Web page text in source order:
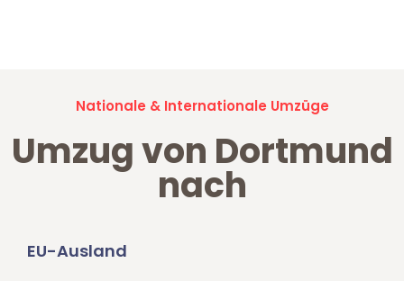
Nationale & Internationale Umzüge
Umzug von Dortmund
nach
EU-Ausland